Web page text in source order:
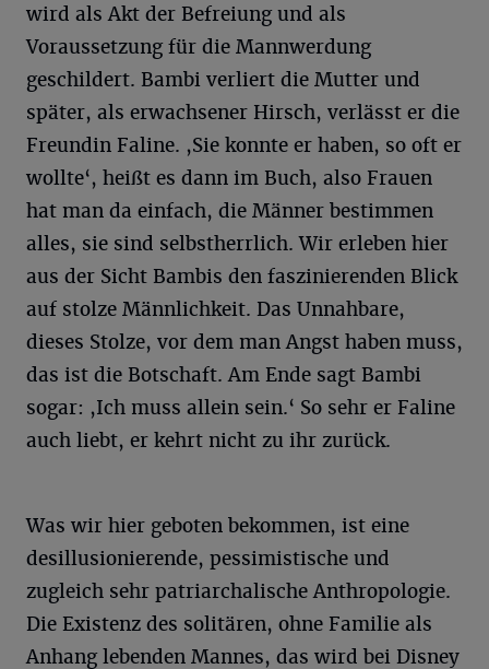
wird als Akt der Befreiung und als
Voraussetzung für die Mannwerdung
geschildert. Bambi verliert die Mutter und
später, als erwachsener Hirsch, verlässt er die
Freundin Faline. ,Sie konnte er haben, so oft er
wollte‘, heißt es dann im Buch, also Frauen
hat man da einfach, die Männer bestimmen
alles, sie sind selbstherrlich. Wir erleben hier
aus der Sicht Bambis den faszinierenden Blick
auf stolze Männlichkeit. Das Unnahbare,
dieses Stolze, vor dem man Angst haben muss,
das ist die Botschaft. Am Ende sagt Bambi
sogar: ,Ich muss allein sein.‘ So sehr er Faline
auch liebt, er kehrt nicht zu ihr zurück.
Was wir hier geboten bekommen, ist eine
desillusionierende, pessimistische und
zugleich sehr patriarchalische Anthropologie.
Die Existenz des solitären, ohne Familie als
Anhang lebenden Mannes, das wird bei Disney